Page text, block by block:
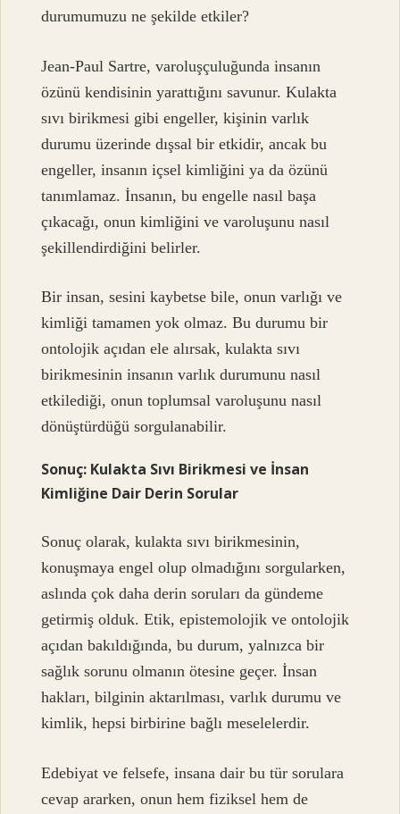
durumumuzu ne şekilde etkiler?
Jean-Paul Sartre, varoluşçuluğunda insanın
özünü kendisinin yarattığını savunur. Kulakta
sıvı birikmesi gibi engeller, kişinin varlık
durumu üzerinde dışsal bir etkidir, ancak bu
engeller, insanın içsel kimliğini ya da özünü
tanımlamaz. İnsanın, bu engelle nasıl başa
çıkacağı, onun kimliğini ve varoluşunu nasıl
şekillendirdiğini belirler.
Bir insan, sesini kaybetse bile, onun varlığı ve
kimliği tamamen yok olmaz. Bu durumu bir
ontolojik açıdan ele alırsak, kulakta sıvı
birikmesinin insanın varlık durumunu nasıl
etkilediği, onun toplumsal varoluşunu nasıl
dönüştürdüğü sorgulanabilir.
Sonuç: Kulakta Sıvı Birikmesi ve İnsan
Kimliğine Dair Derin Sorular
Sonuç olarak, kulakta sıvı birikmesinin,
konuşmaya engel olup olmadığını sorgularken,
aslında çok daha derin soruları da gündeme
getirmiş olduk. Etik, epistemolojik ve ontolojik
açıdan bakıldığında, bu durum, yalnızca bir
sağlık sorunu olmanın ötesine geçer. İnsan
hakları, bilginin aktarılması, varlık durumu ve
kimlik, hepsi birbirine bağlı meselelerdir.
Edebiyat ve felsefe, insana dair bu tür sorulara
cevap ararken, onun hem fiziksel hem de